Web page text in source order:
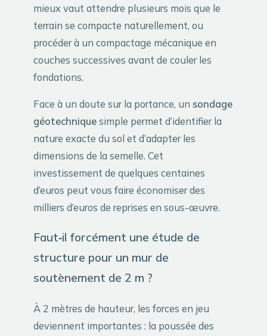
mieux vaut attendre plusieurs mois que le
terrain se compacte naturellement, ou
procéder à un compactage mécanique en
couches successives avant de couler les
fondations.
Face à un doute sur la portance, un sondage
géotechniquesimple permet d’identifier la
nature exacte du sol et d’adapter les
dimensions de la semelle. Cet
investissement de quelques centaines
d’euros peut vous faire économiser des
milliers d’euros de reprises en sous-œuvre.
Faut‑il forcément une étude de
structure pour un mur de
soutènement de 2 m ?
À 2 mètres de hauteur, les forces en jeu
deviennent importantes : la poussée des